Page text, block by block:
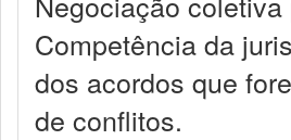
Competência da
dos acordos que
de conflitos.